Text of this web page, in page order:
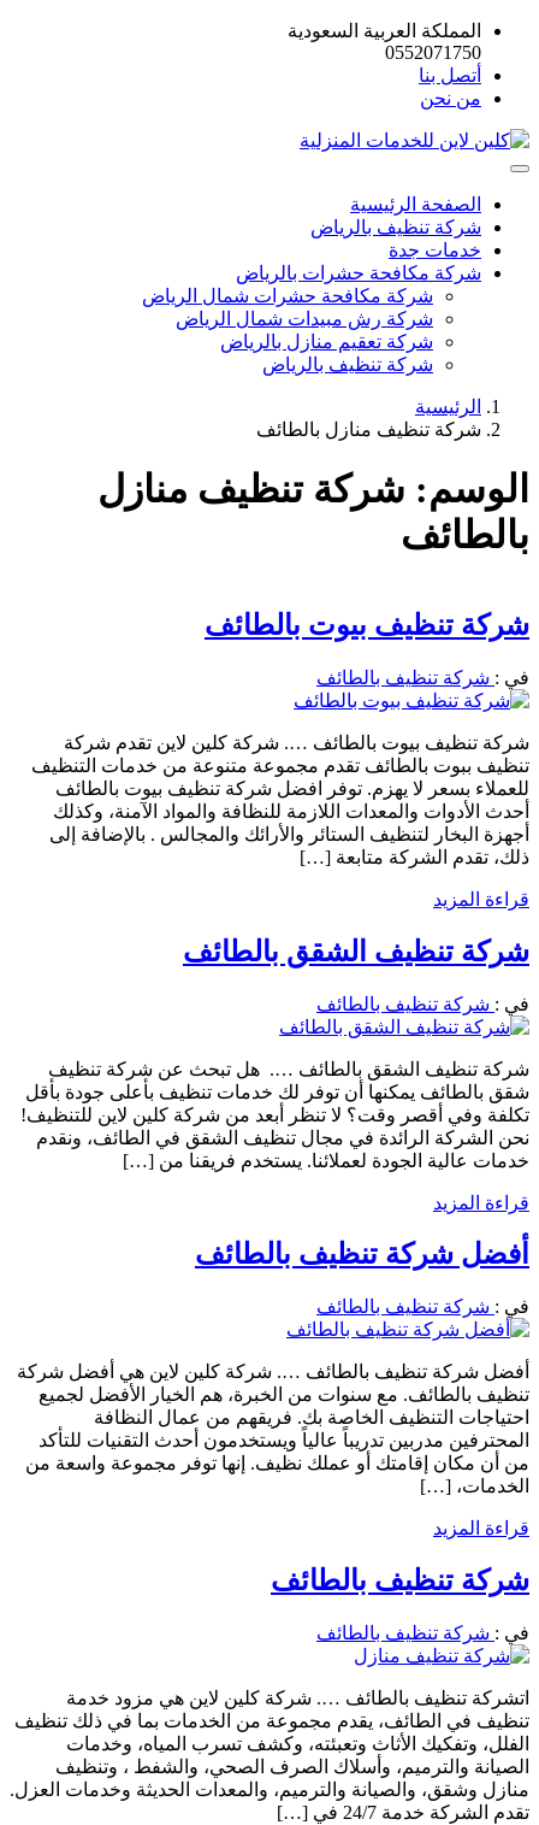
المملكة العربية السعودية
0552071750
أتصل بنا
من نحن
الصفحة الرئيسية
شركة تنظيف بالرياض
خدمات جدة
شركة مكافحة حشرات بالرياض
شركة مكافحة حشرات شمال الرياض
شركة رش مبيدات شمال الرياض
شركة تعقيم منازل بالرياض
شركة تنظيف بالرياض
الرئيسية
شركة تنظيف منازل بالطائف
الوسم: شركة تنظيف منازل
بالطائف
شركة تنظيف بيوت بالطائف
في : شركة تنظيف بالطائف
شركة تنظيف بيوت بالطائف …. شركة كلين لاين تقدم شركة
تنظيف ببوت بالطائف تقدم مجموعة متنوعة من خدمات التنظيف
للعملاء بسعر لا يهزم. توفر افضل شركة تنظيف بيوت بالطائف
أحدث الأدوات والمعدات اللازمة للنظافة والمواد الآمنة، وكذلك
أجهزة البخار لتنظيف الستائر والأرائك والمجالس . بالإضافة إلى
ذلك، تقدم الشركة متابعة […]
قراءة المزيد
شركة تنظيف الشقق بالطائف
في : شركة تنظيف بالطائف
شركة تنظيف الشقق بالطائف …. هل تبحث عن شركة تنظيف
شقق بالطائف يمكنها أن توفر لك خدمات تنظيف بأعلى جودة بأقل
تكلفة وفي أقصر وقت؟ لا تنظر أبعد من شركة كلين لاين للتنظيف!
نحن الشركة الرائدة في مجال تنظيف الشقق في الطائف، ونقدم
خدمات عالية الجودة لعملائنا. يستخدم فريقنا من […]
قراءة المزيد
أفضل شركة تنظيف بالطائف
في : شركة تنظيف بالطائف
أفضل شركة تنظيف بالطائف …. شركة كلين لاين هي أفضل شركة
تنظيف بالطائف. مع سنوات من الخبرة، هم الخيار الأفضل لجميع
احتياجات التنظيف الخاصة بك. فريقهم من عمال النظافة
المحترفين مدربين تدريباً عالياً ويستخدمون أحدث التقنيات للتأكد
من أن مكان إقامتك أو عملك نظيف. إنها توفر مجموعة واسعة من
الخدمات، […]
قراءة المزيد
شركة تنظيف بالطائف
في : شركة تنظيف بالطائف
اتشركة تنظيف بالطائف …. شركة كلين لاين هي مزود خدمة
تنظيف في الطائف، يقدم مجموعة من الخدمات بما في ذلك تنظيف
الفلل، وتفكيك الأثاث وتعبئته، وكشف تسرب المياه، وخدمات
الصيانة والترميم، وأسلاك الصرف الصحي، والشفط ، وتنظيف
منازل وشقق، والصيانة والترميم، والمعدات الحديثة وخدمات العزل.
تقدم الشركة خدمة 24/7 في […]